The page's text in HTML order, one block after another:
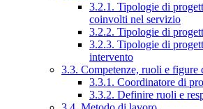
3.2.1. Tipologie di
coinvolti nel servizio
3.2.2. Tipologie di
3.2.3. Tipologie di
intervento
3.3. Competenze, ruoli e figure
3.3.1. Coordinatore di
3.3.2. Definire ruoli e